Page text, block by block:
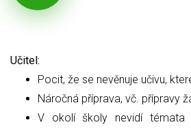
Učitel:
Pocit, že se nevěnuje učivu,
Náročná příprava, vč. přípravy
V okolí školy nevidí témata